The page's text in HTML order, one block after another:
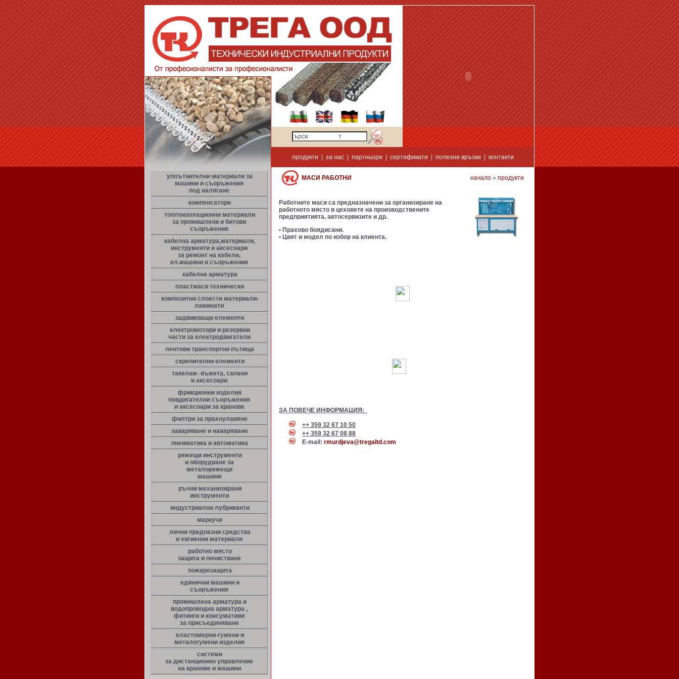
продукти за нас| партньори сертификати полезни връзки контакти
уплътнителни материали за
машини и съоръжения
под налягане
компенсатори
топлоизолационни материали
за промишлени и битови
съоръжения
кабелна арматура,материали,
инструменти и аксесоари
за ремонт на кабели,
ел.машини и съоръжения
кабелна арматура
пластмаси технически
композитни слоести материали-
ламинати
задвижващи елементи
електромотори и резервни
части за електродвигатели
лентови транспортни пътища
скрепителни елементи
такелаж- въжета, сапани
и аксесоари
фрикционни изделия
повдигателни съоръжения
и аксесоари за кранове
филтри за прахоулавяне
заваряване и наваряване
пневматика и автоматика
режещи инструменти
и оборудване за
металорежещи
машини
ръчни механизирани
инструменти
индустриални лубриканти
маркучи
лични предпазни средства
и хигиенни материали
работно място
защита и почистване
пожарозащита
единични машини и
съоръжения
промишлена арматура и
водопроводна арматура ,
фитинги и консумативи
за присъединяване
еластомерни-гумени и
металогумени изделия
системи
за дистанционно управление
на кранове и машини
МАСИ РАБОТНИ начало » продукти
Работните маси са предназначени за организиране на
работното място в цеховете на производствените
предприятията, автосервизите и др.
• Прахово боядисани.
• Цвят и модел по избор на клиента.
ЗА ПОВЕЧЕ ИНФОРМАЦИЯ:
++ 359 32 67 10 50
++ 359 32 67 08 88
E-mail: rmurdjeva@tregaltd.com